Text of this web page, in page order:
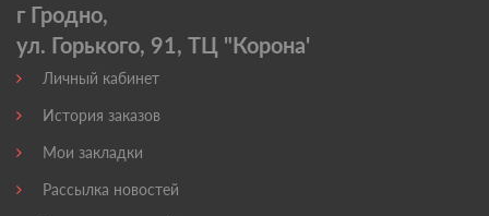
г Гродно,
ул. Горького, 91, ТЦ "Корона'
Личный кабинет
История заказов
Мои закладки
Рассылка новостей